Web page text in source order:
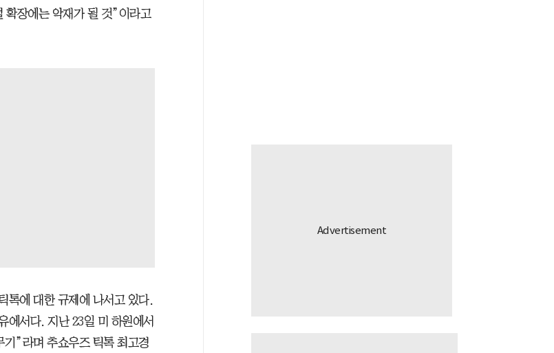
확장에는 악재가 될 것”이라고
톡에 대한 규제에 나서고 있다.
에서다. 지난 23일 미 하원에서
”라며 추쇼우즈 틱톡 최고경